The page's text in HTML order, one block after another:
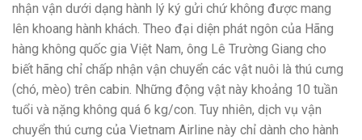
nhận vận dưới dạng hành lý ký gửi chứ không được mang
lên khoang hành khách. Theo đại diện phát ngôn của Hãng
hàng không quốc gia Việt Nam, ông Lê Trường Giang cho
biết hãng chỉ chấp nhận vận chuyển các vật nuôi là thú cưng
(chó, mèo) trên cabin. Những động vật này khoảng 10 tuần
tuổi và nặng không quá 6 kg/con. Tuy nhiên, dịch vụ vận
chuyển thú cưng của Vietnam Airline này chỉ dành cho hành